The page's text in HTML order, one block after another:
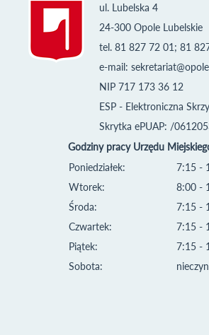
ul. Lubelska 4
24-300 Opole Lubelskie
tel. 81 827 72 01; 81
e-mail:
NIP 717 173 36 12
ESP - Elektroniczna
Skrytka ePUAP: /
Godziny pracy Urzędu
Poniedziałek:
Wtorek:
Środa:
Czwartek:
Piątek:
Sobota:
7:15 -
8:00 -
7:15 -
7:15 -
7:15 -